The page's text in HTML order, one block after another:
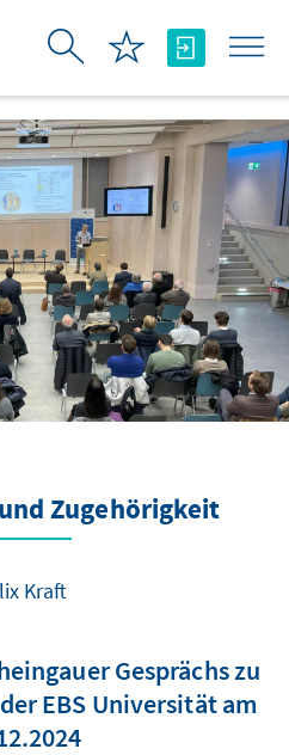
Zugehörigkeit
Kraft
Gesprächs zu
EBS Universität am